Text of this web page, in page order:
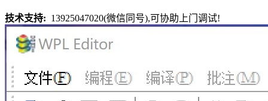
技术支持: 13925047020(微信同号),可协助上门调试!